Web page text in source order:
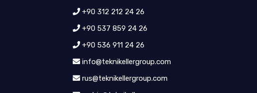
+90 312 212 24 26
+90 537 859 24 26
+90 536 911 24 26
info@teknikellergroup.com
rus@teknikellergroup.com